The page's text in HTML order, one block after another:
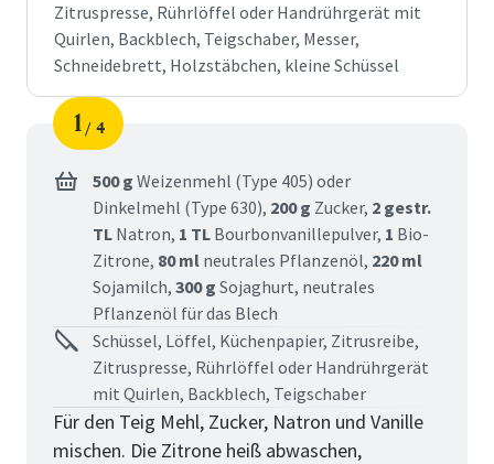
Zitruspresse, Rührlöffel oder Handrührgerät mit
Quirlen, Backblech, Teigschaber, Messer,
Schneidebrett, Holzstäbchen, kleine Schüssel
Schritt
1
von
4
500 g Weizenmehl (Type 405) oder
Dinkelmehl (Type 630), 200 g Zucker, 2 gestr.
TL Natron, 1 TL Bourbonvanillepulver, 1 Bio-
Zitrone, 80 ml neutrales Pflanzenöl, 220 ml
Sojamilch, 300 g Sojaghurt, neutrales
Pflanzenöl für das Blech
Schüssel, Löffel, Küchenpapier, Zitrusreibe,
Zitruspresse, Rührlöffel oder Handrührgerät
mit Quirlen, Backblech, Teigschaber
Für den Teig Mehl, Zucker, Natron und Vanille
mischen. Die Zitrone heiß abwaschen,